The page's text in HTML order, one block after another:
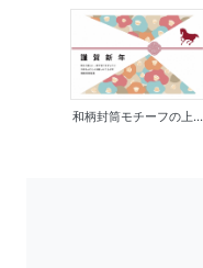
和柄封筒モチーフの上...